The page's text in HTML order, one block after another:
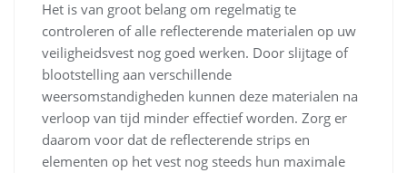
Het is van groot belang om regelmatig te
controleren of alle reflecterende materialen op uw
veiligheidsvest nog goed werken. Door slijtage of
blootstelling aan verschillende
weersomstandigheden kunnen deze materialen na
verloop van tijd minder effectief worden. Zorg er
daarom voor dat de reflecterende strips en
elementen op het vest nog steeds hun maximale